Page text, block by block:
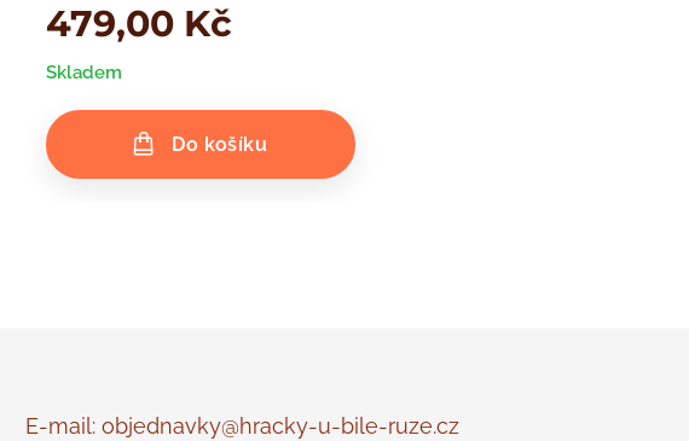
479,00 Kč
Skladem
Do košíku
E-mail: objednavky@hracky-u-bile-ruze.cz